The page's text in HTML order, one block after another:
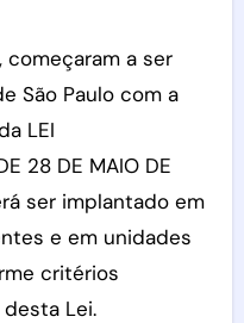
começaram a ser
São Paulo com a
LEI
28 DE MAIO DE
ser implantado em
e em unidades
critérios
Lei.